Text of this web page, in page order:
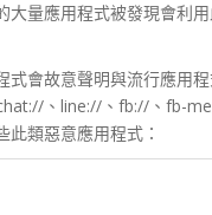
大量應用程式被發現會利
式會故意聲明與流行應用
、line://、fb://、fb-
此類惡意應用程式：